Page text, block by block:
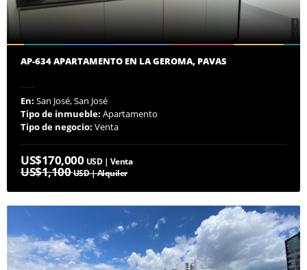
AP-634 APARTAMENTO EN LA GEROMA, PAVAS
En: San José, San José
Tipo de inmueble: Apartamento
Tipo de negocio: Venta
US$170,000 USD | Venta
US$1,100USD | Alquiler